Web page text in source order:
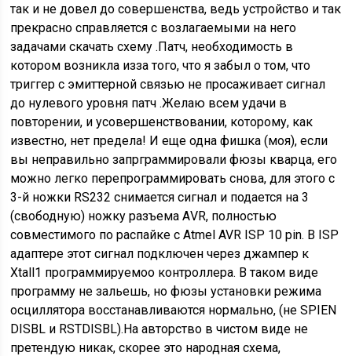
так и не довел до совершенства, ведь устройство и так
прекрасно справляется с возлагаемыми на него
задачамискачать схему .Патч, необходимость в
котором возникла изза того, что я забыл о том, что
триггер с эмиттерной связью не просаживает сигнал
до нулевого уровня патч .Желаю всем удачи в
повторении, и усовершенствовании, которому, как
известно, нет предела! И еще одна фишка (моя), если
вы неправильно запрграммировали фюзы кварца, его
можно легко перепрограммировать снова, для этого с
3-й ножки RS232 снимается сигнал и подается на 3
(свободную) ножку разъема АVR, полностью
совместимого по распайке с Atmel AVR ISP 10 pin. В ISP
адаптере этот сигнал подключен через джампер к
Xtall1 программируемоо контроллера. В таком виде
программу не зальешь, но фюзы установки режима
осциллятора восстанавливаются нормально, (не SPIEN
DISBL и RSTDISBL).На авторство в чистом виде не
претендую никак, скорее это народная схема,